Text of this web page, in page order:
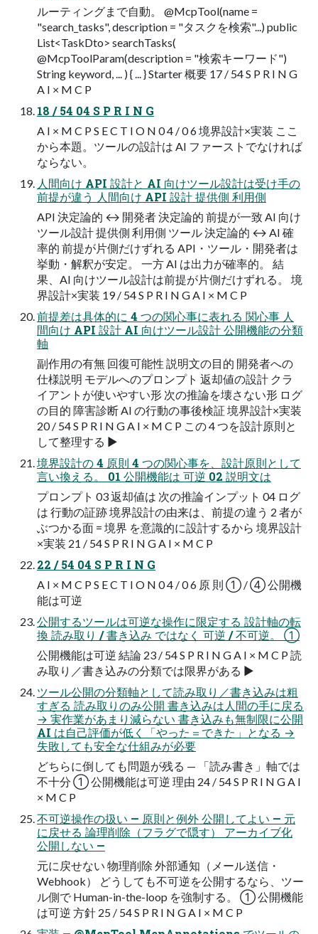
ルーティングまで自動。 @McpTool(name =
"search_tasks", description = "タスクを検索"...) public
List<TaskDto> searchTasks(
@McpToolParam(description = "検索キーワード")
String keyword, ... ) { ... } Starter 概要 17 / 54 S P R I N G
A I × M C P
18 / 54 04 S P R I N G
A I × M C P S E C T I O N 0 4 / 0 6 境界設計×実装 ここ
から本題。ツールの設計は AI ファーストでなければ
ならない。
人間向け API 設計と AI 向けツール設計は受け手の
前提が違う 人間向け API 設計 提供側 利用側
API 決定論的 ↔ 開発者 決定論的 前提が一致 AI 向け
ツール設計 提供側 利用側 ツール 決定論的 ↔ AI 確
率的 前提が片側だけずれる API・ツール・開発者は
挙動・解釈が安定。 一方 AI は出力が確率的。 結
果、AI 向けツール設計は前提が片側だけずれる。 境
界設計×実装 19 / 54 S P R I N G A I × M C P
前提差は具体的に 4 つの関心事に表れる 関心事 人
間向け API 設計 AI 向けツール設計 公開機能の分類
軸
副作用の有無 回復可能性 説明文の目的 開発者への
仕様説明 モデルへのプロンプト 返却値の設計 クラ
イアントが使いやすい形 次の推論を壊さない形 ログ
の目的 障害診断 AI の行動の事後検証 境界設計×実装
20 / 54 S P R I N G A I × M C P この 4 つを設計原則と
して整理する ▶
境界設計の 4 原則 4 つの関心事を、設計原則として
言い換える。 01 公開機能は 可逆 02 説明文は
プロンプト 03 返却値は 次の推論インプット 04 ログ
は 行動の証跡 境界設計の由来は、前提の違う 2 者が
ぶつかる面 = 境界 を意識的に設計するから 境界設計
×実装 21 / 54 S P R I N G A I × M C P
22 / 54 04 S P R I N G
A I × M C P S E C T I O N 0 4 / 0 6 原 則 ① / ④ 公開機
能は可逆
公開するツールは可逆な操作に限定する 設計軸の転
換 読み取り / 書き込み ではなく 可逆 / 不可逆。 ①
公開機能は可逆 結論 23 / 54 S P R I N G A I × M C P 読
み取り／書き込みの分類では限界がある ▶
ツール公開の分類軸として読み取り／書き込みは粗
すぎる 読み取りのみ公開 書き込みは人間の手に戻る
→ 実作業があまり減らない 書き込みも無制限に公開
AI は自己評価が低く「やった＝できた」となる →
失敗しても安全な仕組みが必要
どちらに倒しても問題が残る — 「読み書き」軸では
不十分 ① 公開機能は可逆 理由 24 / 54 S P R I N G A I
× M C P
不可逆操作の扱い — 原則と例外 公開してよい — 元
に戻せる 論理削除（フラグで隠す） アーカイブ化
公開しない —
元に戻せない 物理削除 外部通知（メール送信・
Webhook） どうしても不可逆を公開するなら、ツー
ル側で Human-in-the-loop を強制する。 ① 公開機能
は可逆 方針 25 / 54 S P R I N G A I × M C P